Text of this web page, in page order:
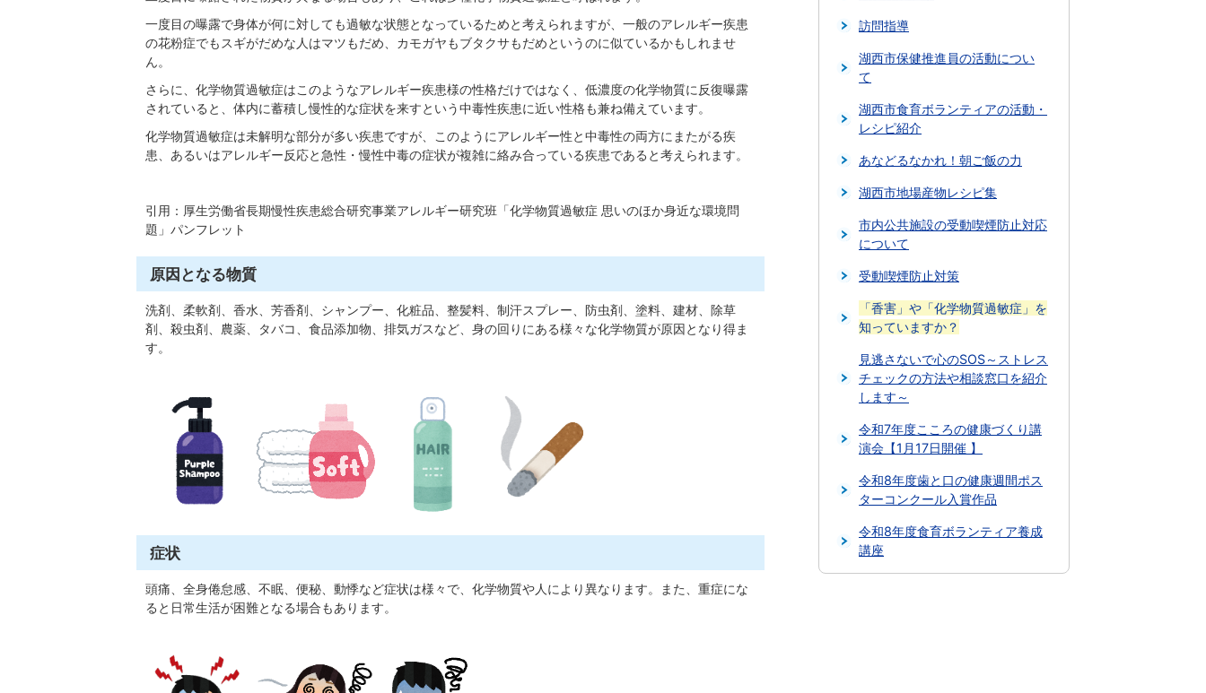
一度目の曝露で身体が何に対しても過敏な状態となっているためと考えられますが、一般のアレルギー疾患
の花粉症でもスギがだめな人はマツもだめ、カモガヤもブタクサもだめというのに似ているかもしれませ
ん。
さらに、化学物質過敏症はこのようなアレルギー疾患様の性格だけではなく、低濃度の化学物質に反復曝露
されていると、体内に蓄積し慢性的な症状を来すという中毒性疾患に近い性格も兼ね備えています。
化学物質過敏症は未解明な部分が多い疾患ですが、このようにアレルギー性と中毒性の両方にまたがる疾
患、あるいはアレルギー反応と急性・慢性中毒の症状が複雑に絡み合っている疾患であると考えられます。
引用：厚生労働省長期慢性疾患総合研究事業アレルギー研究班「化学物質過敏症 思いのほか身近な環境問
題」パンフレット
原因となる物質
洗剤、柔軟剤、香水、芳香剤、シャンプー、化粧品、整髪料、制汗スプレー、防虫剤、塗料、建材、除草
剤、殺虫剤、農薬、タバコ、食品添加物、排気ガスなど、身の回りにある様々な化学物質が原因となり得ま
す。
症状
頭痛、全身倦怠感、不眠、便秘、動悸など症状は様々で、化学物質や人により異なります。また、重症にな
ると日常生活が困難となる場合もあります。
訪問指導
湖西市保健推進員の活動につい
て
湖西市食育ボランティアの活動・
レシピ紹介
あなどるなかれ！朝ご飯の力
湖西市地場産物レシピ集
市内公共施設の受動喫煙防止対応
について
受動喫煙防止対策
「香害」や「化学物質過敏症」を
知っていますか？
見逃さないで心のSOS～ストレス
チェックの方法や相談窓口を紹介
します～
令和7年度こころの健康づくり講
演会【1月17日開催 】
令和8年度歯と口の健康週間ポス
ターコンクール入賞作品
令和8年度食育ボランティア養成
講座